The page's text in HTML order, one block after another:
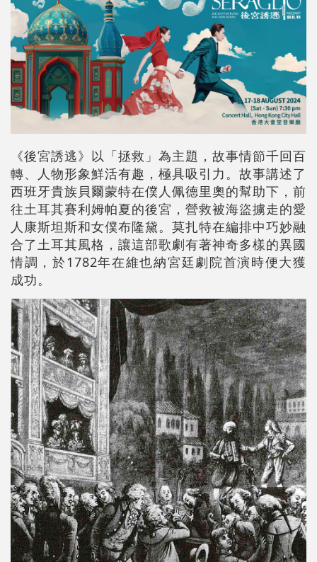
《後宮誘逃》以「拯救」為主題，故事情節千回百
轉、人物形象鮮活有趣，極具吸引力。故事講述了
西班牙貴族貝爾蒙特在僕人佩德里奧的幫助下，前
往土耳其賽利姆帕夏的後宮，營救被海盜擄走的愛
人康斯坦斯和女僕布隆黛。莫扎特在編排中巧妙融
合了土耳其風格，讓這部歌劇有著神奇多樣的異國
情調，於1782年在維也納宮廷劇院首演時便大獲
成功。